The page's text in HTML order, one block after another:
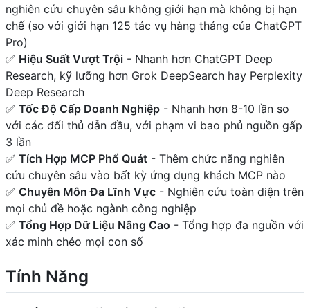
nghiên cứu chuyên sâu không giới hạn mà không bị hạn
chế (so với giới hạn 125 tác vụ hàng tháng của ChatGPT
Pro)
✅ Hiệu Suất Vượt Trội - Nhanh hơn ChatGPT Deep
Research, kỹ lưỡng hơn Grok DeepSearch hay Perplexity
Deep Research
✅ Tốc Độ Cấp Doanh Nghiệp - Nhanh hơn 8-10 lần so
với các đối thủ dẫn đầu, với phạm vi bao phủ nguồn gấp
3 lần
✅ Tích Hợp MCP Phổ Quát - Thêm chức năng nghiên
cứu chuyên sâu vào bất kỳ ứng dụng khách MCP nào
✅ Chuyên Môn Đa Lĩnh Vực - Nghiên cứu toàn diện trên
mọi chủ đề hoặc ngành công nghiệp
✅ Tổng Hợp Dữ Liệu Nâng Cao - Tổng hợp đa nguồn với
xác minh chéo mọi con số
Tính Năng